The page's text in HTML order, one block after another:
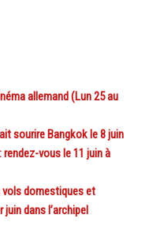
allemand (Lun 25 au
sourire Bangkok le 8 juin
vous le 11 juin à
vols domestiques et
dans l’archipel